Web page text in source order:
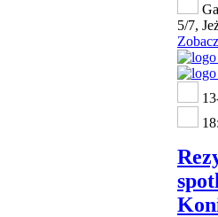
5/7,